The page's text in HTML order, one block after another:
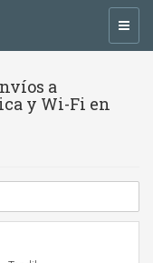
a
y Wi-Fi en